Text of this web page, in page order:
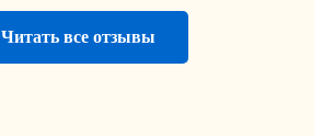
Читать все отзывы